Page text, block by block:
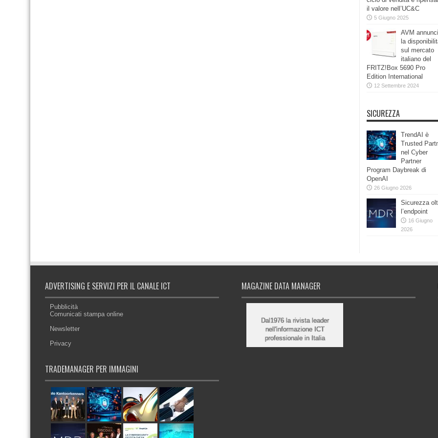
il valore nell’UC&C
5 Giugno 2025
AVM
la
sul mercato
italiano del
FRITZ!Box 5690 Pro
Edition International
12 Settembre 2024
SICUREZZA
TrendAI è
Trusted
nel Cyber
Partner
Program Daybreak di
OpenAI
26 Giugno 2026
Sicurezza
l’endpoint
16 Giugno
2026
ADVERTISING E SERVIZI PER IL CANALE ICT
Pubblicità
Comunicati stampa online
Newsletter
Privacy
TRADEMANAGER PER IMMAGINI
MAGAZINE DATA MANAGER
Dal1976 la rivista leader
nell'informazione ICT
professionale in Italia